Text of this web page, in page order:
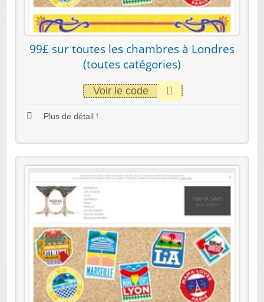
99£ sur toutes les chambres à Londres
(toutes catégories)
Voir le code
Plus de détail !